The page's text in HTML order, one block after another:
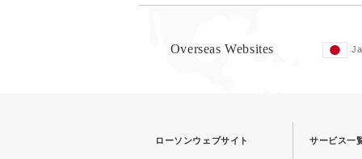
Overseas Websites
ローソンウェブサイト サービス一